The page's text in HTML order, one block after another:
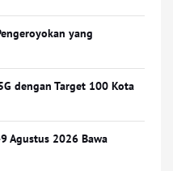
yang
dengan Target 100 Kota
Agustus 2026 Bawa